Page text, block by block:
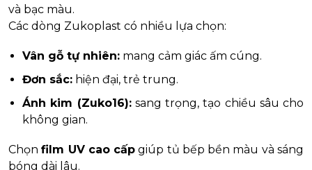
và bạc màu.
Các dòng Zukoplast có nhiều lựa chọn:
Vân gỗ tự nhiên: mang cảm giác ấm cúng.
Đơn sắc: hiện đại, trẻ trung.
Ánh kim (Zuko16):sang trọng, tạo chiều sâu cho
không gian.
Chọnfilm UV cao cấp giúp tủ bếp bền màu và sáng
bóng dài lâu.